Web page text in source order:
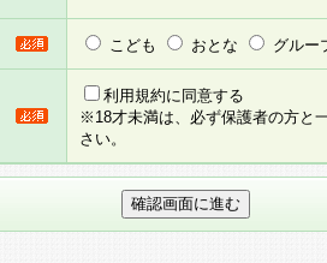
ービスの依頼を行うこともあり、
対して本サービスの依頼をすると
事前の承諾を得ることなく、当
、本規約を任意に制定、変更ま
す。改定後の本規約等は、本規約
に、その 他の諸規定については
こども おとな グルー
利用規約に同意する
※18才未満は、必ず保護者の方と
さい。